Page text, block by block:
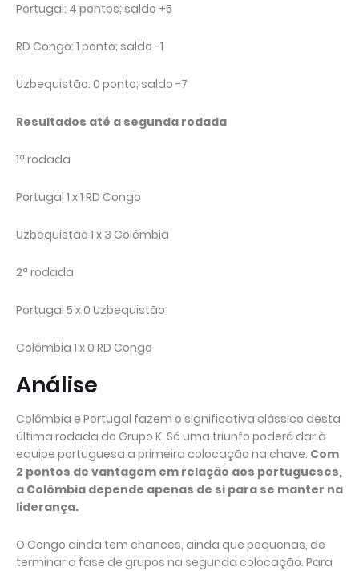
Portugal: 4 pontos; saldo +5
RD Congo: 1 ponto; saldo -1
Uzbequistão: 0 ponto; saldo -7
Resultados até a segunda rodada
1ª rodada
Portugal 1 x 1 RD Congo
Uzbequistão 1 x 3 Colômbia
2ª rodada
Portugal 5 x 0 Uzbequistão
Colômbia 1 x 0 RD Congo
Análise
Colômbia e Portugal fazem o significativa clássico desta
última rodada do Grupo K. Só uma triunfo poderá dar à
equipe portuguesa a primeira colocação na chave. Com
2 pontos de vantagem em relação aos portugueses,
a Colômbia depende apenas de si para se manter na
liderança.
O Congo ainda tem chances, ainda que pequenas, de
terminar a fase de grupos na segunda colocação. Para